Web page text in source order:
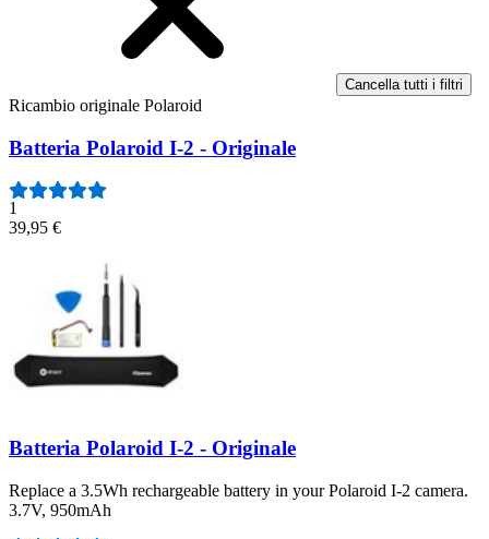
Cancella tutti i filtri
Ricambio originale Polaroid
Batteria Polaroid I-2 - Originale
1
39,95 €
Batteria Polaroid I-2 - Originale
Replace a 3.5Wh rechargeable battery in your Polaroid I-2 camera.
3.7V, 950mAh